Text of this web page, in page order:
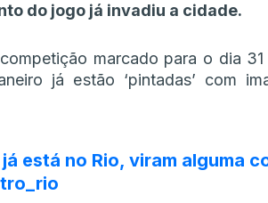
do jogo já invadiu a cidade.
marcado para o dia
já estão ‘pintadas’ com
está no Rio, viram alguma